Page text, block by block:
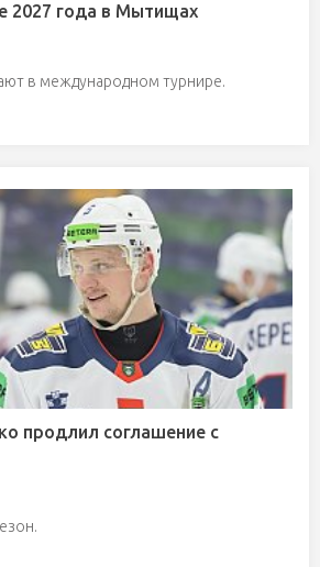
2027 года в Мытищах
в международном турнире.
продлил соглашение с